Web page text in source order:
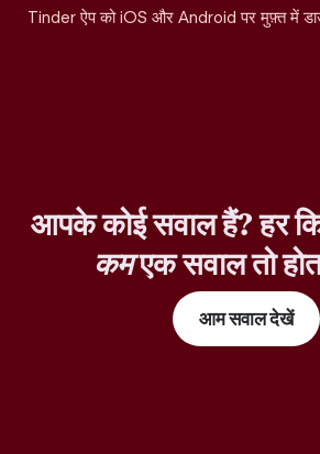
Tinder ऐप को iOS और Android पर मुफ़्त में
आपके कोई सवाल हैं? हर
कमएक सवाल तो
आम सवाल देखें